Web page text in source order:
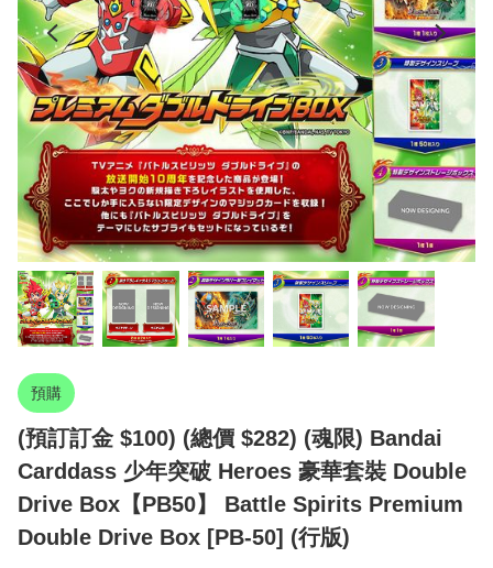
預購
(預訂訂金 $100) (總價 $282) (魂限) Bandai
Carddass 少年突破 Heroes 豪華套裝 Double
Drive Box【PB50】 Battle Spirits Premium
Double Drive Box [PB-50] (行版)